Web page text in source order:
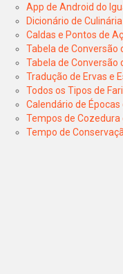
App de Android do
Dicionário de
Caldas e Pontos de
Tabela de Conversão
Tabela de Conversão
Tradução de Ervas e
Todos os Tipos de
Calendário de
Tempos de
Tempo de